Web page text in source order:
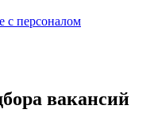
с персоналом
вакансий